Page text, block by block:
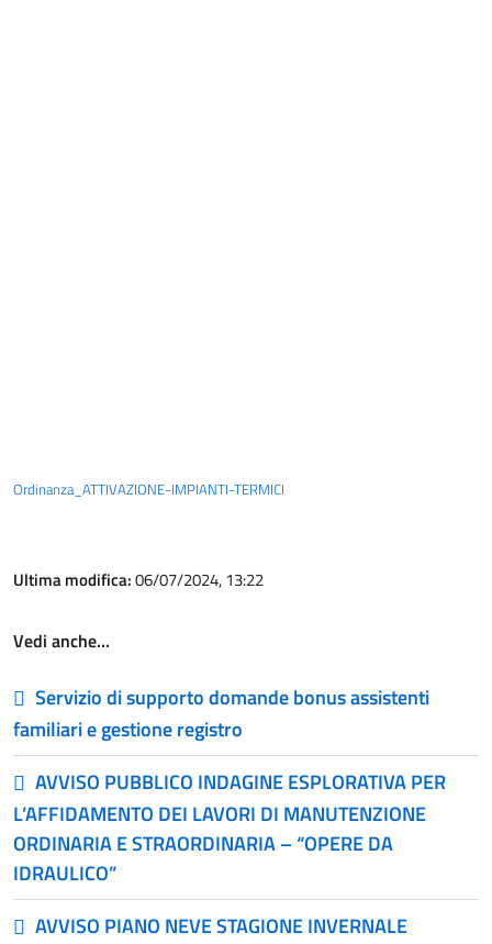
Ordinanza_ATTIVAZIONE-IMPIANTI-TERMICI
Ultima modifica:06/07/2024, 13:22
Vedi anche…
Servizio di supporto domande bonus assistenti
familiari e gestione registro
AVVISO PUBBLICO INDAGINE ESPLORATIVA PER
L’AFFIDAMENTO DEI LAVORI DI MANUTENZIONE
ORDINARIA E STRAORDINARIA – “OPERE DA
IDRAULICO”
AVVISO PIANO NEVE STAGIONE INVERNALE